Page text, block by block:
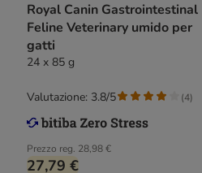
Royal Canin Gastrointestinal
Feline Veterinary umido per
gatti
24 x 85 g
Prezzo reg. 28,98 €
27,79 €
Valutazione: 3.8/5 (4)